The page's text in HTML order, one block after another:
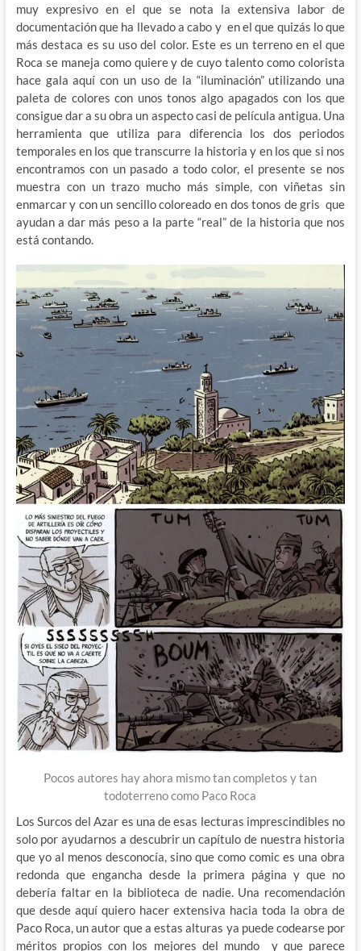
muy expresivo en el que se nota la extensiva labor de
documentación que ha llevado a cabo y en el que quizás lo que
más destaca es su uso del color. Este es un terreno en el que
Roca se maneja como quiere y de cuyo talento como colorista
hace gala aquí con un uso de la “iluminación” utilizando una
paleta de colores con unos tonos algo apagados con los que
consigue dar a su obra un aspecto casi de película antigua. Una
herramienta que utiliza para diferencia los dos periodos
temporales en los que transcurre la historia y en los que si nos
encontramos con un pasado a todo color, el presente se nos
muestra con un trazo mucho más simple, con viñetas sin
enmarcar y con un sencillo coloreado en dos tonos de gris que
ayudan a dar más peso a la parte “real” de la historia que nos
está contando.
Pocos autores hay ahora mismo tan completos y tan
todoterreno como Paco Roca
Los Surcos del Azar es una de esas lecturas imprescindibles no
solo por ayudarnos a descubrir un capítulo de nuestra historia
que yo al menos desconocía, sino que como comic es una obra
redonda que engancha desde la primera página y que no
debería faltar en la biblioteca de nadie. Una recomendación
que desde aquí quiero hacer extensiva hacia toda la obra de
Paco Roca, un autor que a estas alturas ya puede codearse por
méritos propios con los mejores del mundo y que parece